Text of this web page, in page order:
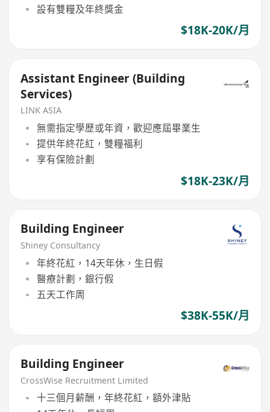
設有雙糧及年終獎金
$18K-20K/月
Assistant Engineer (Building
Services)
LINK ASIA
無需指定學歷或年資，歡迎應屆畢業生
提供年終花紅，雙糧福利
享有保險計劃
$18K-23K/月
Building Engineer
Shiney Consultancy
年終花紅，14天年休，生日假
醫療計劃，銀行假
五天工作周
$38K-55K/月
Building Engineer
CrossWise Recruitment Limited
十三個月薪酬，年終花紅，額外津貼